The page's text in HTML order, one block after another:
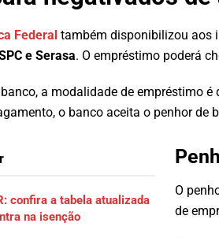
Federal também disponibilizou aos
e Serasa. O empréstimo poderá
a modalidade de empréstimo
o banco aceita o penhor de
confira a tabela atualizada
na isenção
O
de